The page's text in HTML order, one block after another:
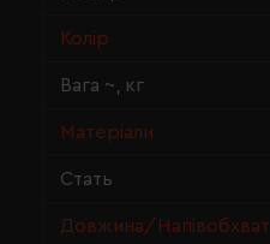
Колір
Вага ~, кг
Матеріали
Стать
Довжина/Напівобхват